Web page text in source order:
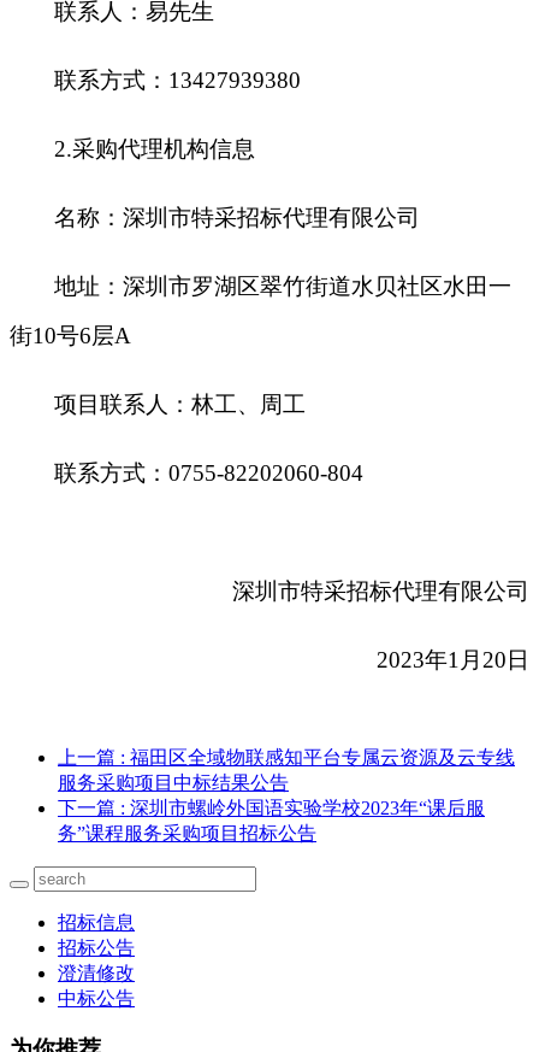
联系人：易先生
联系方式： 13427939380
2.采购代理机构信息
名称：深圳市特采招标代理有限公司
地址：深圳市罗湖区翠竹街道水贝社区水田一
街10号6层A
项目联系人：林工、周工
联系方式： 0755-82202060-804
深圳市特采招标代理有限公司
2023年1月20日
上一篇 : 福田区全域物联感知平台专属云资源及云专线
服务采购项目中标结果公告
下一篇 : 深圳市螺岭外国语实验学校2023年“课后服
务”课程服务采购项目招标公告
招标信息
招标公告
澄清修改
中标公告